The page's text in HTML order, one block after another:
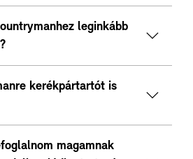
leginkább
kerékpártartót is
magamnak